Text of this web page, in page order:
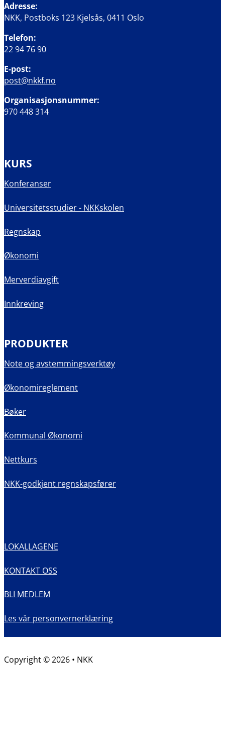
Adresse:
NKK, Postboks 123 Kjelsås, 0411 Oslo
Telefon:
22 94 76 90
E-post:
post@nkkf.no
Organisasjonsnummer:
970 448 314
KURS
Konferanser
Universitetsstudier - NKKskolen
Regnskap
Økonomi
Merverdiavgift
Innkreving
PRODUKTER
Note og avstemmingsverktøy
Økonomireglement
Bøker
Kommunal Økonomi
Nettkurs
NKK-godkjent regnskapsfører
LOKALLAGENE
KONTAKT OSS
BLI MEDLEM
Les vår personvernerklæring
Copyright © 2026 • NKK